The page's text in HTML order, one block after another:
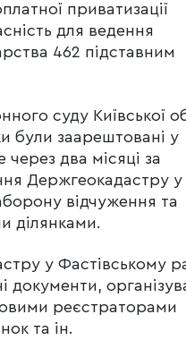
приватизації
для ведення
462 підставним
суду Київської
були заарештовані у
два місяці за
Держгеокадастру у
відчуження та
ділянками.
у Фастівському
документи,
реєстраторами
та ін.